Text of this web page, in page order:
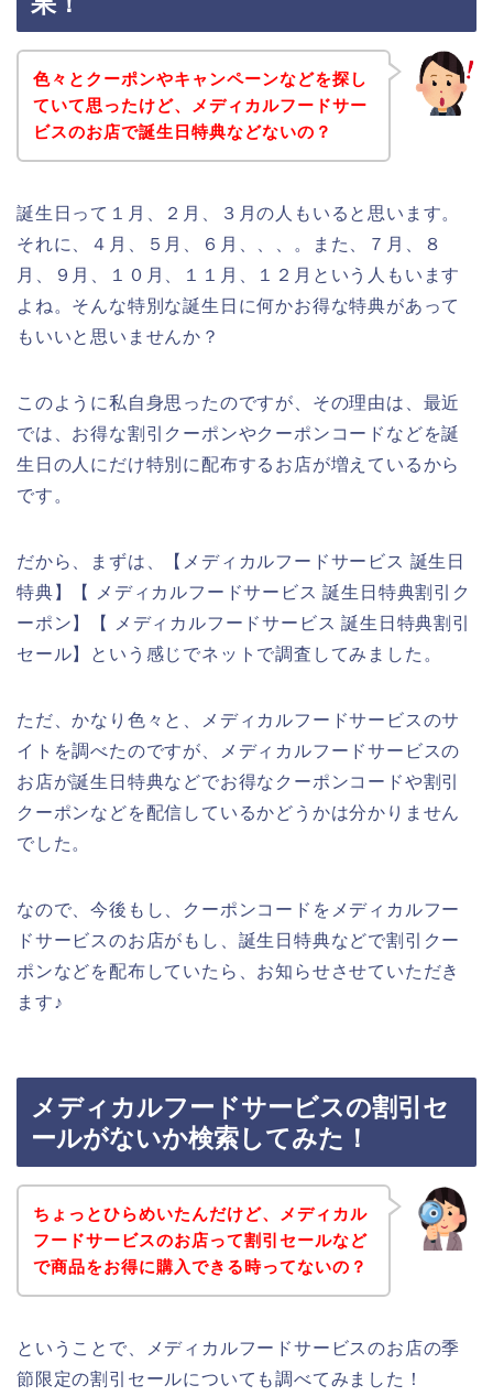
色々とクーポンやキャンペーンなどを探し
ていて思ったけど、メディカルフードサー
ビスのお店で誕生日特典などないの？
誕生日って１月、２月、３月の人もいると思います。
それに、４月、５月、６月、、、。また、７月、８
月、９月、１０月、１１月、１２月という人もいます
よね。そんな特別な誕生日に何かお得な特典があって
もいいと思いませんか？
このように私自身思ったのですが、その理由は、最近
では、お得な割引クーポンやクーポンコードなどを誕
生日の人にだけ特別に配布するお店が増えているから
です。
だから、まずは、【メディカルフードサービス 誕生日
特典】【 メディカルフードサービス 誕生日特典割引ク
ーポン】【 メディカルフードサービス 誕生日特典割引
セール】という感じでネットで調査してみました。
ただ、かなり色々と、メディカルフードサービスのサ
イトを調べたのですが、メディカルフードサービスの
お店が誕生日特典などでお得なクーポンコードや割引
クーポンなどを配信しているかどうかは分かりません
でした。
なので、今後もし、クーポンコードをメディカルフー
ドサービスのお店がもし、誕生日特典などで割引クー
ポンなどを配布していたら、お知らせさせていただき
ます♪
メディカルフードサービスの割引セ
ールがないか検索してみた！
ちょっとひらめいたんだけど、メディカル
フードサービスのお店って割引セールなど
で商品をお得に購入できる時ってないの？
ということで、メディカルフードサービスのお店の季
節限定の割引セールについても調べてみました！